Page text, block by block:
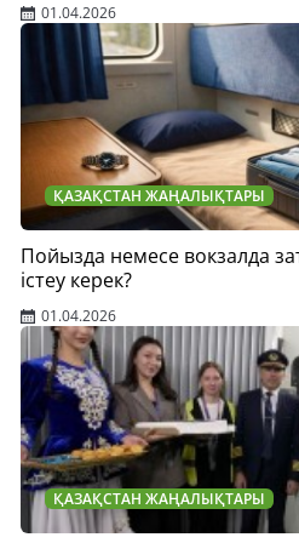
01.04.2026
ҚАЗАҚСТАН ЖАҢАЛЫҚТАРЫ
Пойызда немесе вокзалда
істеу керек?
01.04.2026
ҚАЗАҚСТАН ЖАҢАЛЫҚТАРЫ